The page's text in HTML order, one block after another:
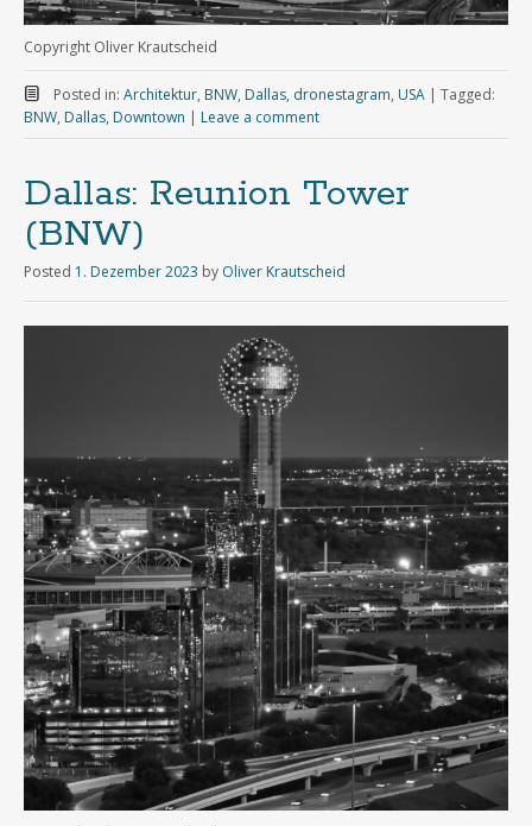
Copyright Oliver Krautscheid
Posted in: Architektur, BNW, Dallas, dronestagram, USA | Tagged:
BNW, Dallas, Downtown | Leave a comment
Dallas: Reunion Tower
(BNW)
Posted 1. Dezember 2023 by Oliver Krautscheid